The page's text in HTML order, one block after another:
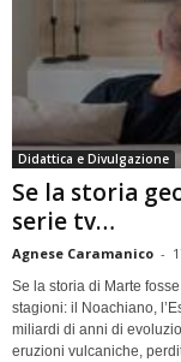
Didattica e Divulgazione
Se la storia
serie tv…
Agnese Caramanico -
Se la storia di Marte
stagioni: il Noachiano,
miliardi di anni di
eruzioni vulcaniche,